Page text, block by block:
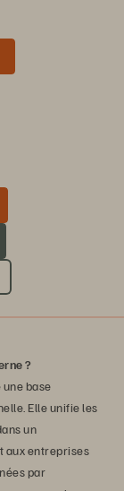
?
base
Elle unifie les
un
aux entreprises
par